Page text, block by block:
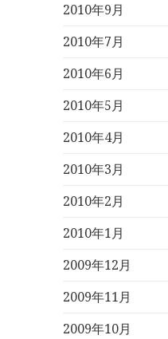
2010年9月
2010年7月
2010年6月
2010年5月
2010年4月
2010年3月
2010年2月
2010年1月
2009年12月
2009年11月
2009年10月